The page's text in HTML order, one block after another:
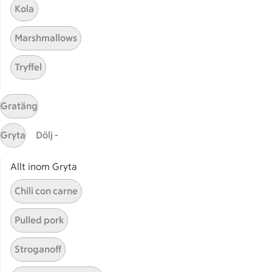
Stammis på ICA
Bli stammis
Stammis Student
Stammis Husdjur
Partnererbjudanden
Våra ICA-kort
ICA
ICAs egna varor
ICA Gruppen
ICA Nära
ICA Supermarket
ICA Kvantum
ICA Maxi
Utvalda leverantörer
Annonsera
Kola
Marshmallows
Tryffel
Gratäng
Gryta Dölj -
Allt inom Gryta
Chili con carne
Pulled pork
Stroganoff